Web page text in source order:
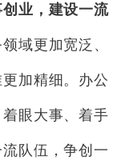
业，建设一流
域更加宽泛、
加精细。办公
眼大事、着手
队伍，争创一